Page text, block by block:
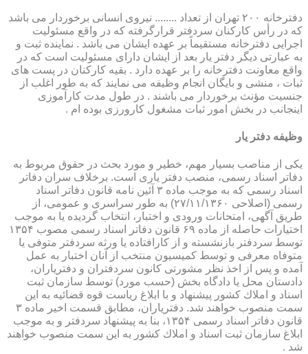
دفترخانه ۲۰۰ تهران از تعداد ........ نیروی انسانی برخوردار می باشد
که در رأس کارکنان سردفتر قرارگرفته که در واقع مسئولیت
اجرایی دفترخانه مستقیماً بر عهده ایشان می باشد . نماینده ثبت و
به عبارتی دیگر دفتر یار بعد از ایشان دارای مسئولیت است که در
واقع معاونت دفترخانه را بر عهده دارد . بقیه کارکنان در پست های
ثبات ، منشی و بایگان انجام وظیفه می نمایند که به طور اغلب از
جنسیت مؤنث برخوردار می باشند . در طول مدت کارآموزی
اینجانب در بخش امور ثبات مشغول کارورزی بوده ام .
وظیفه دفتر یار
یكی از مناصب بسیار مهم، خطیر و مورد بحث در حقوق مربوط به
دفاتر اسناد رسمی، منصب دفتر یاری است. برخلاف سران دفاتر
اسناد رسمی كه به موجب ماده ۳ آئین نامه قانون دفاتر اسناد
رسمی (اصلاحی ۲۷/۱۱/۱۳۶۰) به طور سراسری و عمومی، از
طریق آگهی، امتحانات ورودی و اختبار، انتخاب گردیده یا به موجب
اختیارات حاصله از ماده ۶۹ قانون دفاتر اسناد رسمی مصوب ۱۳۵۴
توسط سردفتر بازنشسته و از كارافتاده یا ورثه سردفتر متوفی یا
متوفاه معرفی و توسط كمیسیون منتخب از آنان اختبار به عمل
آمده و پس از اخذ نظر مشورتی كانون سردفتران و دفتریاران،
دادستان محل یا دادگاه بخش (حسب مورد) توسط سازمان ثبت
اسناد و املاك كشور پیشنهاد و با ابلاغ ریاست قوه قضائیه به این
سمت منصوب خواهند شد. دفتریاران، مطابق قسمت اخیر ماده ۳
قانون دفاتر اسناد رسمی ۱۳۵۴، بنا به پیشنهاد سردفتر و به موجب
ابلاغ سازمان ثبت اسناد و املاك كشور به این سمت منصوب خواهند
شد .